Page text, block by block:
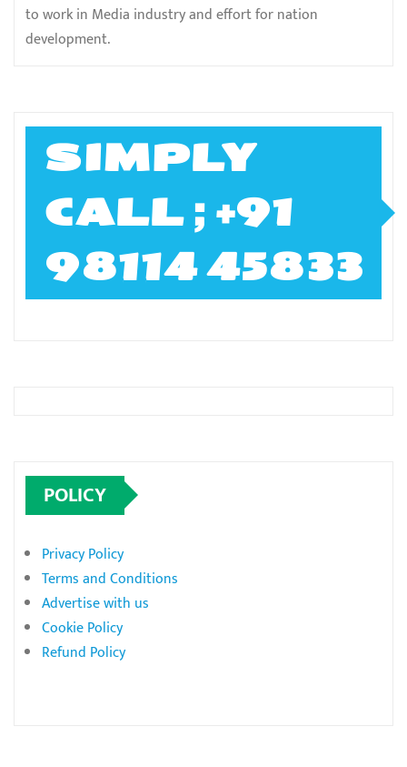
to work in Media industry and effort for nation
development.
SIMPLY
CALL ; +91
98114 45833
POLICY
Privacy Policy
Terms and Conditions
Advertise with us
Cookie Policy
Refund Policy